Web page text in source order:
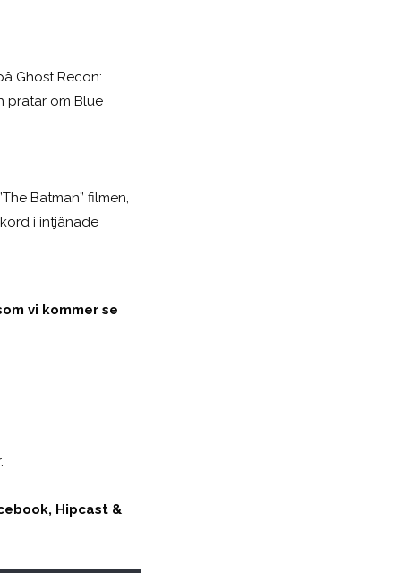
Ghost Recon:
pratar om Blue
Batman” filmen,
i intjänade
vi kommer se
Hipcast &